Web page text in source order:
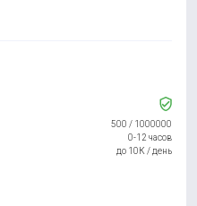
500 / 1000000
0-12 часов
до 10К / день